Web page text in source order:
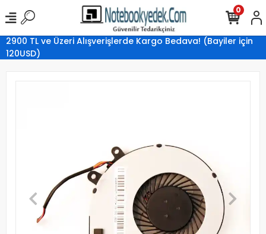
2900 TL ve Üzeri Alışverişlerde Kargo Bedava! (Bayiler için
120USD)
0